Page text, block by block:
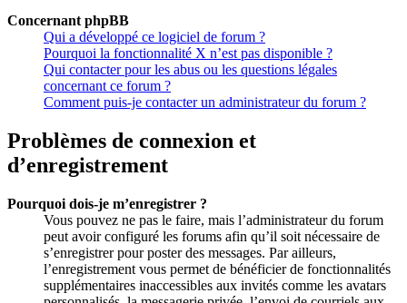
Concernant phpBB
Qui a développé ce logiciel de forum ?
Pourquoi la fonctionnalité X n’est pas disponible ?
Qui contacter pour les abus ou les questions légales
concernant ce forum ?
Comment puis-je contacter un administrateur du forum ?
Problèmes de connexion et
d’enregistrement
Pourquoi dois-je m’enregistrer ?
Vous pouvez ne pas le faire, mais l’administrateur du forum
peut avoir configuré les forums afin qu’il soit nécessaire de
s’enregistrer pour poster des messages. Par ailleurs,
l’enregistrement vous permet de bénéficier de fonctionnalités
supplémentaires inaccessibles aux invités comme les avatars